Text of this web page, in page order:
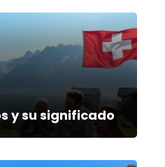
y su significado